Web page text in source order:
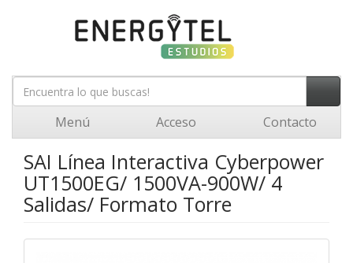
Menú Acceso Contacto
SAI Línea Interactiva Cyberpower
UT1500EG/ 1500VA-900W/ 4
Salidas/ Formato Torre